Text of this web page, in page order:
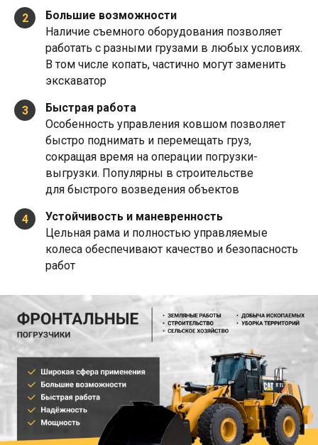
2
Большие возможности
Наличие съемного оборудования позволяет
работать с разными грузами в любых условиях.
В том числе копать, частично могут заменить
экскаватор
3
Быстрая работа
Особенность управления ковшом позволяет
быстро поднимать и перемещать груз,
сокращая время на операции погрузки-
выгрузки. Популярны в строительстве
для быстрого возведения объектов
4
Устойчивость и маневренность
Цельная рама и полностью управляемые
колеса обеспечивают качество и безопасность
работ